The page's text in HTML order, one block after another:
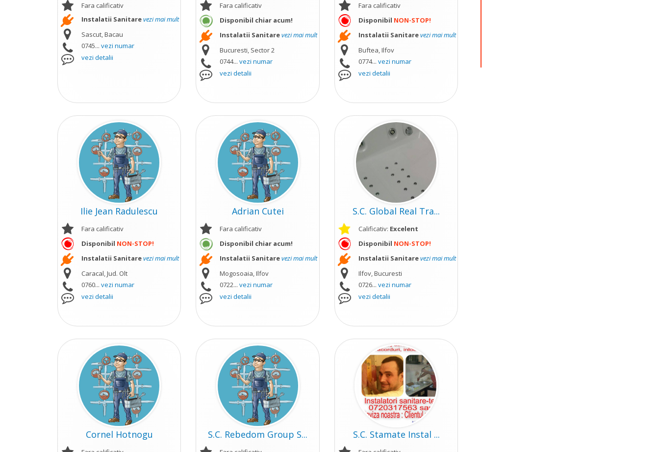
Fara calificativ
Instalatii Sanitarevezi mai mult
Sascut, Bacau
0745... vezi numar
vezi detalii
Fara calificativ
Disponibil chiar acum!
Instalatii Sanitarevezi mai mult
Bucuresti, Sector 2
0744...vezi numar
vezi detalii
Fara calificativ
Disponibil NON-STOP!
Instalatii Sanitarevezi mai mult
Buftea, Ilfov
0774... vezi numar
vezi detalii
Ilie Jean Radulescu
Fara calificativ
Disponibil NON-STOP!
Instalatii Sanitarevezi mai mult
Caracal, Jud. Olt
0760... vezi numar
vezi detalii
Adrian Cutei
Fara calificativ
Disponibil chiar acum!
Instalatii Sanitarevezi mai mult
Mogosoaia, Ilfov
0722...vezi numar
vezi detalii
S.C. Global Real Tra...
Calificativ: Excelent
Disponibil NON-STOP!
Instalatii Sanitarevezi mai mult
Ilfov, Bucuresti
0726... vezi numar
vezi detalii
Cornel Hotnogu S.C. Rebedom Group S... S.C. Stamate Instal ...